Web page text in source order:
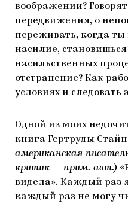
воображении?
передвижения, о
переживать, когда
насилие,
насильственных
отстранение? Как
условиях и следовать
Одной из моих
книга Гертруды Стайн
американская
критик — прим. авт.)
видела». Каждый раз
каждый раз не могу